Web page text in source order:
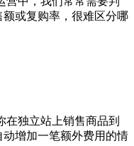
或复购率，很难区分哪
在独立站上销售商品到
增加一笔额外费用的情